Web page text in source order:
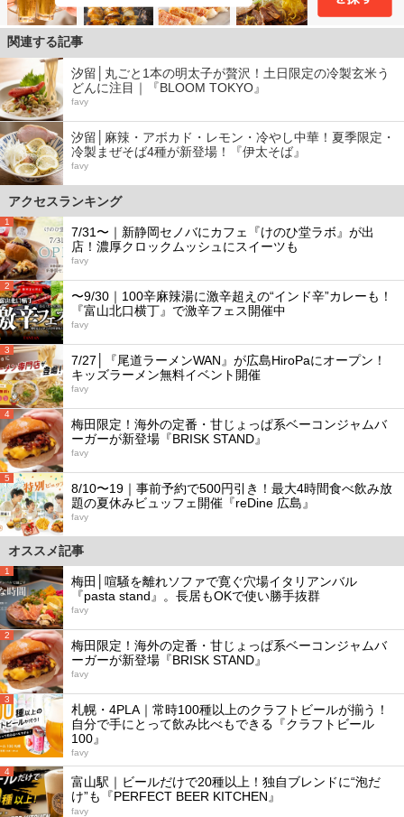
関連する記事
汐留│丸ごと1本の明太子が贅沢！土日限定の冷製玄米う
どんに注目｜『BLOOM TOKYO』
favy
汐留│麻辣・アボカド・レモン・冷やし中華！夏季限定・
冷製まぜそば4種が新登場！『伊太そば』
favy
アクセスランキング
1
7/31〜｜新静岡セノバにカフェ『けのひ堂ラボ』が出
店！濃厚クロックムッシュにスイーツも
favy
2
〜9/30｜100辛麻辣湯に激辛超えの“インド辛”カレーも！
『富山北口横丁』で激辛フェス開催中
favy
3
7/27│『尾道ラーメンWAN』が広島HiroPaにオープン！
キッズラーメン無料イベント開催
favy
4
梅田限定！海外の定番・甘じょっぱ系ベーコンジャムバ
ーガーが新登場『BRISK STAND』
favy
5
8/10〜19｜事前予約で500円引き！最大4時間食べ飲み放
題の夏休みビュッフェ開催『reDine 広島』
favy
オススメ記事
1
梅田│喧騒を離れソファで寛ぐ穴場イタリアンバル
『pasta stand』。長居もOKで使い勝手抜群
favy
2
梅田限定！海外の定番・甘じょっぱ系ベーコンジャムバ
ーガーが新登場『BRISK STAND』
favy
3
札幌・4PLA｜常時100種以上のクラフトビールが揃う！
自分で手にとって飲み比べもできる『クラフトビール
100』
favy
4
富山駅｜ビールだけで20種以上！独自ブレンドに“泡だ
け”も『PERFECT BEER KITCHEN』
favy